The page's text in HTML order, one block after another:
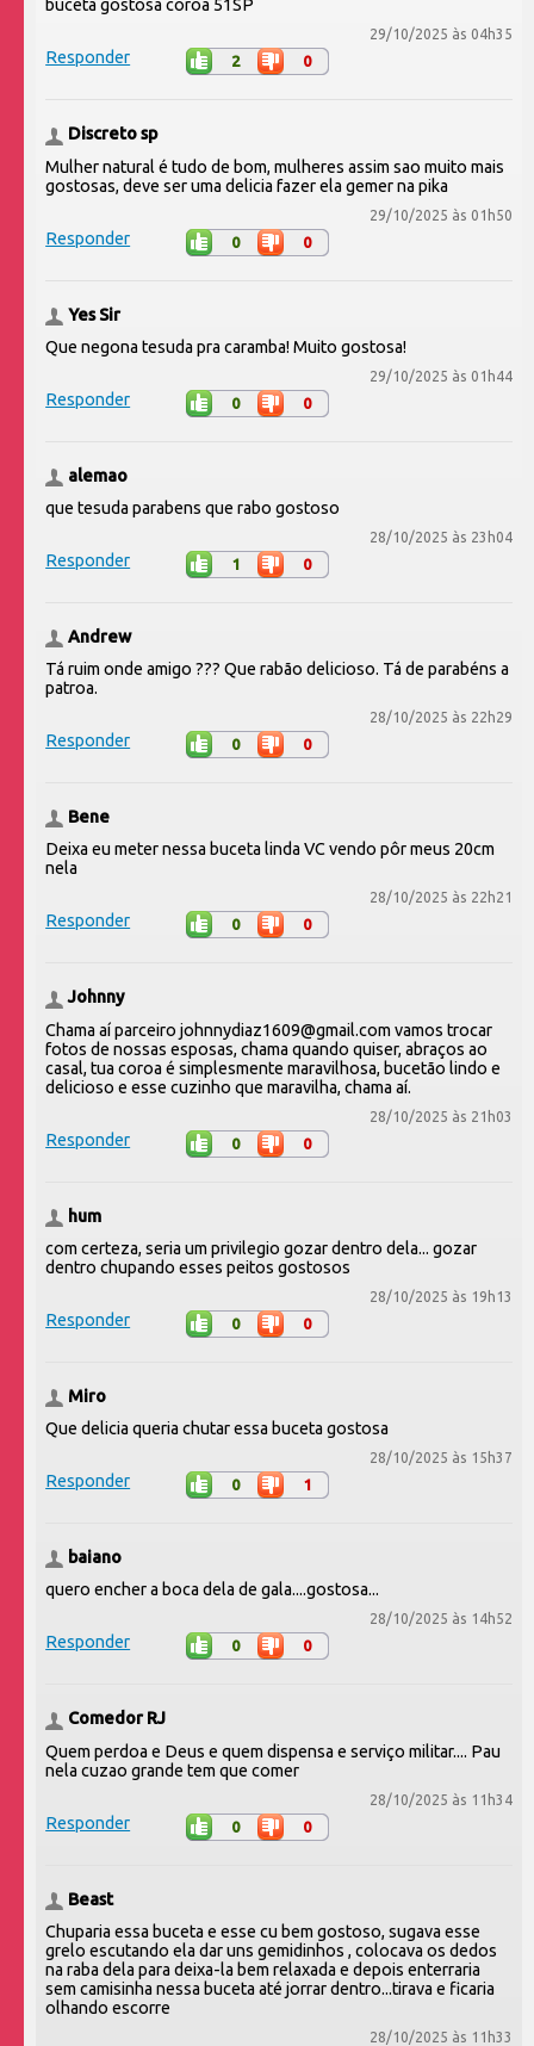
buceta gostosa coroa 51SP
29/10/2025 às 04h35
Responder 2 0
Discreto sp
Mulher natural é tudo de bom, mulheres assim sao muito mais
gostosas, deve ser uma delicia fazer ela gemer na pika
29/10/2025 às 01h50
Responder 0 0
Yes Sir
Que negona tesuda pra caramba! Muito gostosa!
29/10/2025 às 01h44
Responder 0 0
alemao
que tesuda parabens que rabo gostoso
28/10/2025 às 23h04
Responder 1 0
Andrew
Tá ruim onde amigo ??? Que rabão delicioso. Tá de parabéns a
patroa.
28/10/2025 às 22h29
Responder 0 0
Bene
Deixa eu meter nessa buceta linda VC vendo pôr meus 20cm
nela
28/10/2025 às 22h21
Responder 0 0
Johnny
Chama aí parceiro johnnydiaz1609@gmail.com vamos trocar
fotos de nossas esposas, chama quando quiser, abraços ao
casal, tua coroa é simplesmente maravilhosa, bucetão lindo e
delicioso e esse cuzinho que maravilha, chama aí.
28/10/2025 às 21h03
Responder 0 0
hum
com certeza, seria um privilegio gozar dentro dela... gozar
dentro chupando esses peitos gostosos
28/10/2025 às 19h13
Responder 0 0
Miro
Que delicia queria chutar essa buceta gostosa
28/10/2025 às 15h37
Responder 0 1
baiano
quero encher a boca dela de gala....gostosa...
28/10/2025 às 14h52
Responder 0 0
Comedor RJ
Quem perdoa e Deus e quem dispensa e serviço militar.... Pau
nela cuzao grande tem que comer
28/10/2025 às 11h34
Responder 0 0
Beast
Chuparia essa buceta e esse cu bem gostoso, sugava esse
grelo escutando ela dar uns gemidinhos , colocava os dedos
na raba dela para deixa-la bem relaxada e depois enterraria
sem camisinha nessa buceta até jorrar dentro...tirava e ficaria
olhando escorre
28/10/2025 às 11h33